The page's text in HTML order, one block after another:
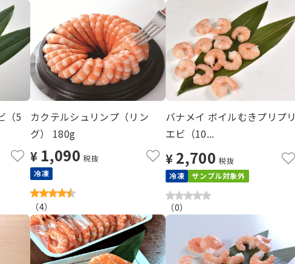
（5
カクテルシュリンプ（リン
グ） 180g
¥ 1,090 税抜
冷凍
（4）
バナメイ ボイルむきプリプリ
エビ（10...
¥ 2,700 税抜
冷凍
サンプル対象外
（0）